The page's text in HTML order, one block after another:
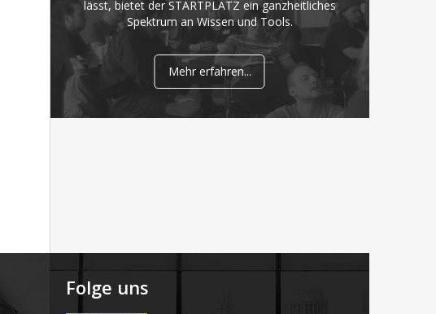
lässt, bietet der STARTPLATZ ein ganzheitliches
Spektrum an Wissen und Tools.
Mehr erfahren...
Folge uns